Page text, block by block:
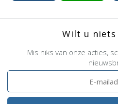
Wilt u niets
Mis niks van onze acties,